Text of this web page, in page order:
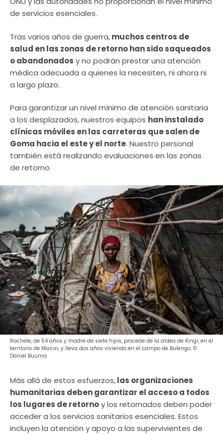
de servicios esenciales.
Tras varios años de guerra,muchos centros de
salud en las zonas de retorno han sido saqueados
o abandonados y no podrán prestar una atención
médica adecuada a quienes la necesiten, ni ahora ni
a largo plazo. ​
Para garantizar un nivel mínimo de atención sanitaria
a los desplazados, nuestros equipos han instalado
clínicas móviles en las carreteras que salen de
Goma hacia el este y el norte. Nuestro personal
también está realizando evaluaciones en las zonas
de retorno.
Rachele, de 54 años y madre de siete hijos, procede de la aldea de Kingi, en el
territorio de Masisi, y lleva dos años viviendo en el campo de Bulengo. ©
Daniel Buuma
Más allá de estos esfuerzos,las organizaciones
humanitarias deben garantizar el acceso a todos
los lugares de retornoy los retornados deben poder
acceder a los servicios sanitarios esenciales. Estos
incluyen la atención y apoyo a las supervivientes de